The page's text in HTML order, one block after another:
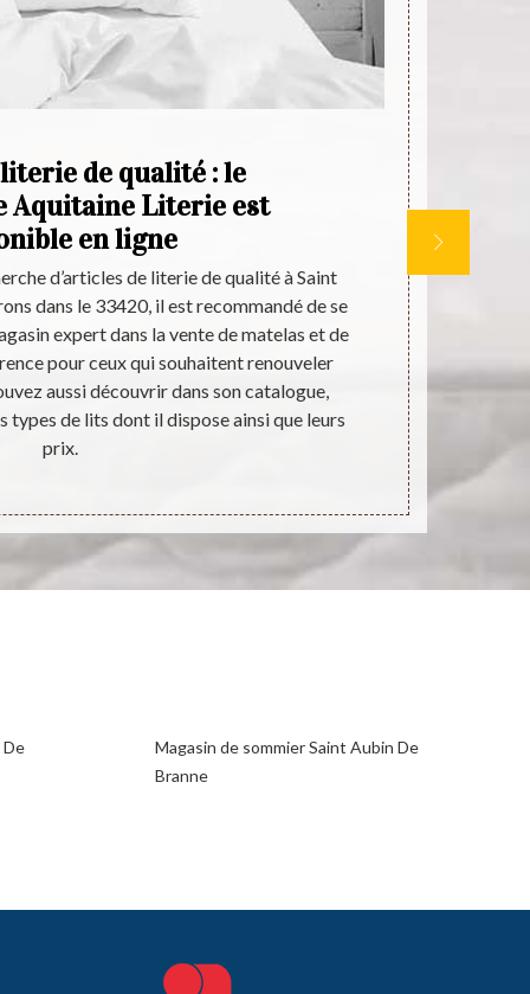
de qualité : le
Aquitaine Literie est
en ligne
d’articles de literie de qualité à Saint
dans le 33420, il est recommandé de se
expert dans la vente de matelas et de
pour ceux qui souhaitent renouveler
aussi découvrir dans son catalogue,
types de lits dont il dispose ainsi que leurs
prix.
Depuis
Magasin de sommier Saint Aubin De
Branne